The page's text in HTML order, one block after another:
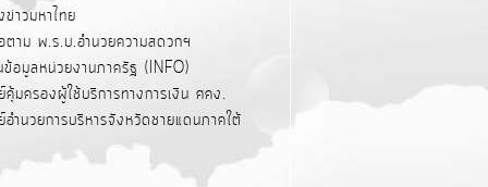
าวมหาไทย
ตาม พ.ร.บ.อำนวยความสดวกฯ
ข้อมูลหน่วยงานภาครัฐ (INFO)
คุ้มครองผู้ใช้บริการทางการเงิน ศคง.
อำนวยการบริหารจังหวัดชายแดนภาคใต้